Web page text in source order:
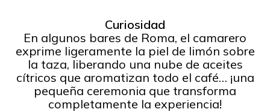
Curiosidad
En algunos bares de Roma, el camarero
exprime ligeramente la piel de limón sobre
la taza, liberando una nube de aceites
cítricos que aromatizan todo el café… ¡una
pequeña ceremonia que transforma
completamente la experiencia!